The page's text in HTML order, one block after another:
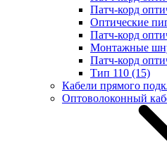
Патч-корд
Оптические
Патч-корд
Монтажные
Патч-корд
Тип 110 (15)
Кабели прямого
Оптоволоконный